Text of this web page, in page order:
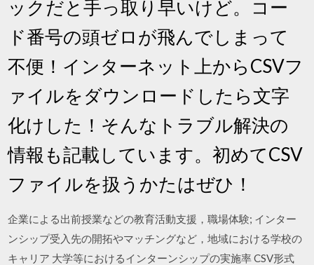
ックだと手っ取り早いけど。コー
ド番号の頭ゼロが飛んでしまって
不便！インターネット上からCSVフ
ァイルをダウンロードしたら文字
化けした！そんなトラブル解決の
情報も記載しています。初めてCSV
ファイルを扱うかたはぜひ！
企業による出前授業などの教育活動支援，職場体験; インター
ンシップ受入先の開拓やマッチングなど，地域における学校の
キャリア 大学等におけるインターンシップの実施率 CSV形式